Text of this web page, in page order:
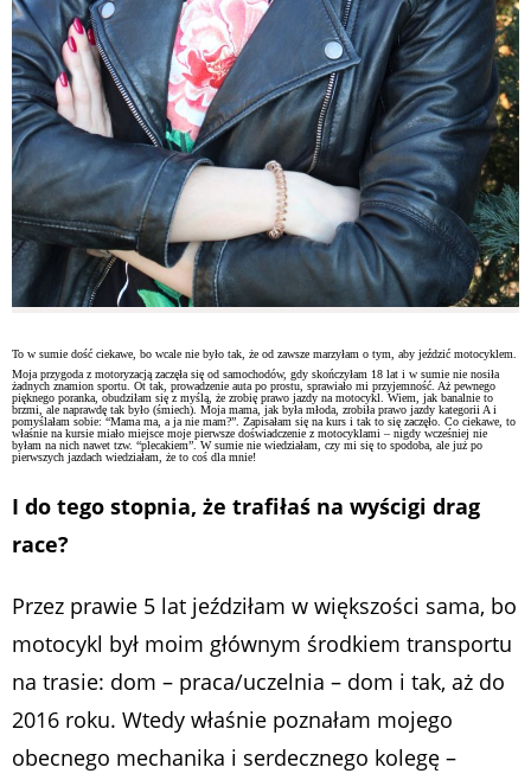
To w sumie dość ciekawe, bo wcale nie było tak, że od zawsze marzyłam o tym, aby jeździć motocyklem.
Moja przygoda z motoryzacją zaczęła się od samochodów, gdy skończyłam 18 lat i w sumie nie nosiła
żadnych znamion sportu. Ot tak, prowadzenie auta po prostu, sprawiało mi przyjemność. Aż pewnego
pięknego poranka, obudziłam się z myślą, że zrobię prawo jazdy na motocykl. Wiem, jak banalnie to
brzmi, ale naprawdę tak było (śmiech). Moja mama, jak była młoda, zrobiła prawo jazdy kategorii A i
pomyślałam sobie: “Mama ma, a ja nie mam?”. Zapisałam się na kurs i tak to się zaczęło. Co ciekawe, to
właśnie na kursie miało miejsce moje pierwsze doświadczenie z motocyklami – nigdy wcześniej nie
byłam na nich nawet tzw. “plecakiem”. W sumie nie wiedziałam, czy mi się to spodoba, ale już po
pierwszych jazdach wiedziałam, że to coś dla mnie!
I do tego stopnia, że trafiłaś na wyścigi drag
race?
Przez prawie 5 lat jeździłam w większości sama, bo
motocykl był moim głównym środkiem transportu
na trasie: dom – praca/uczelnia – dom i tak, aż do
2016 roku. Wtedy właśnie poznałam mojego
obecnego mechanika i serdecznego kolegę –